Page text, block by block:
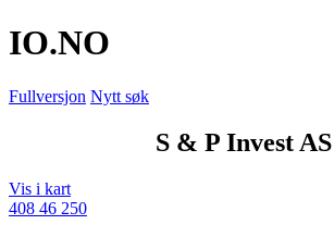
IO.NO
Fullversjon Nytt søk
S & P Invest AS
Vis i kart
408 46 250